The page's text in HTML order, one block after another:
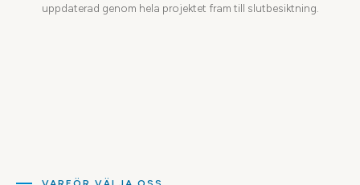
uppdaterad genom hela projektet fram till slutbesiktning.